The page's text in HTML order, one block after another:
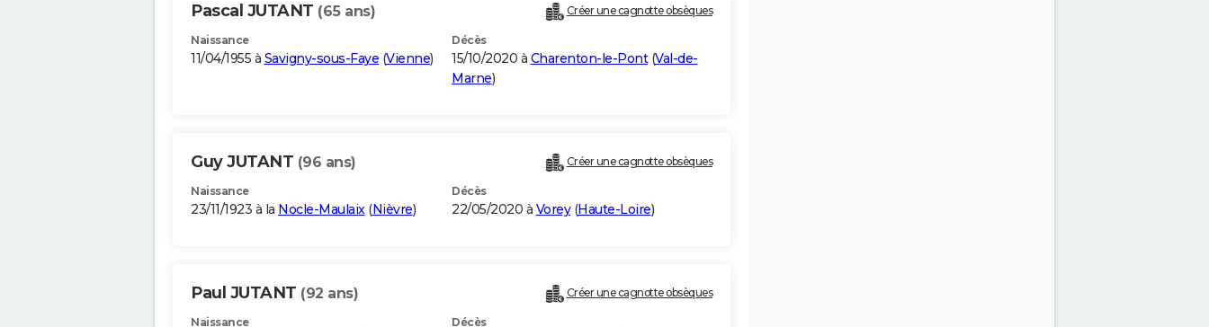
Pascal JUTANT (65 ans) Créer une cagnotte obsèques
Naissance
11/04/1955 à Savigny-sous-Faye (Vienne)
Décès
15/10/2020 à Charenton-le-Pont(Val-de-
Marne)
Guy JUTANT (96 ans) Créer une cagnotte obsèques
Naissance
23/11/1923 à la Nocle-Maulaix(Nièvre)
Décès
22/05/2020 à Vorey(Haute-Loire)
Paul JUTANT (92 ans) Créer une cagnotte obsèques
Naissance Décès